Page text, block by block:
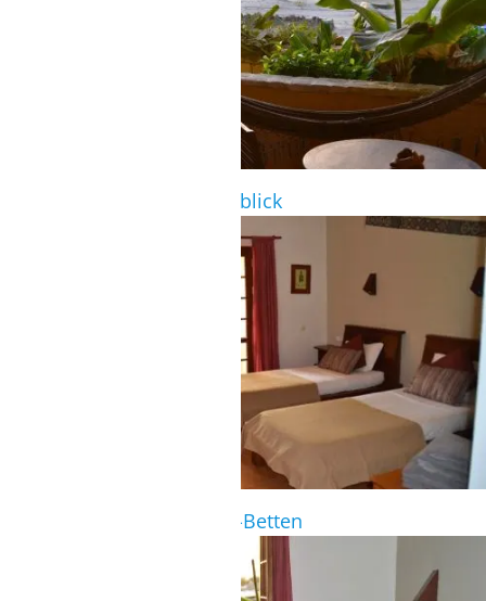
Standardzimmer mit Meerblick
Standardzimmer mit Twin-Betten